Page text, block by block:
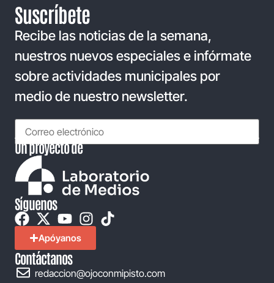
Suscríbete
Recibe las noticias de la semana,
nuestros nuevos especiales e infórmate
sobre actividades municipales por
medio de nuestro newsletter.
Un proyecto de
Síguenos
Apóyanos
Contáctanos
redaccion@ojoconmipisto.com